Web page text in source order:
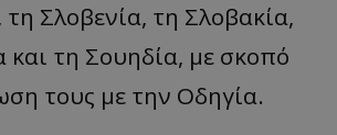
Σλοβενία, τη Σλοβακία,
και τη Σουηδία, με σκοπό
τους με την Οδηγία.